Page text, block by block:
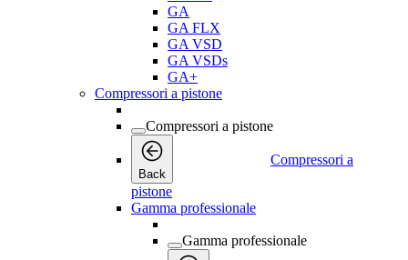
GA
GA FLX
GA VSD
GA VSDs
GA+
Compressori a pistone
Compressori a pistone
Back
Compressori a
pistone
Gamma professionale
Gamma professionale